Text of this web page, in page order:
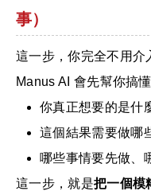
事）
這一步，你完全不用介
Manus AI 會先幫你搞懂
你真正想要的是什
這個結果需要做哪
哪些事情要先做、
這一步，就是把一個模